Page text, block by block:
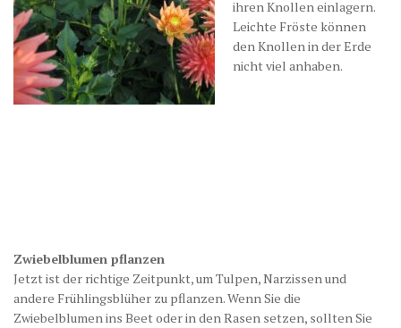
ihren Knollen einlagern.
Leichte Fröste können
den Knollen in der Erde
nicht viel anhaben.
Zwiebelblumen pflanzen
Jetzt ist der richtige Zeitpunkt, um Tulpen, Narzissen und
andere Frühlingsblüher zu pflanzen. Wenn Sie die
Zwiebelblumen ins Beet oder in den Rasen setzen, sollten Sie